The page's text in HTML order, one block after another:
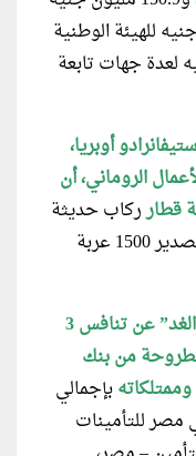
و440 مليون جنيه للهيئة الوطنية
و1.609 مليار جنيه لعدة جهات تابعة
أوبريا،
الروماني، أن
ركاب حديثة
لمصر، لاسيما أنها قامت حتى الآن بتصدير 1500 عربة
كشفت مصادر مطلعة لموقع “أموال الغد” عن تنافس 3
من بنك
بإجمالي
مصر للتأمينات